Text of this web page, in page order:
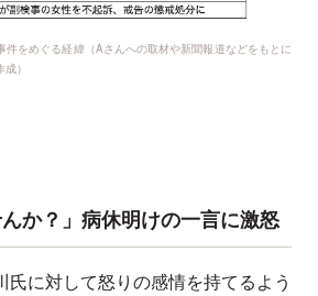
件をめぐる経緯（Aさんへの取材や新聞報道などをもとに
）
か？」病休明けの一言に激怒
氏に対して怒りの感情を持てるよう